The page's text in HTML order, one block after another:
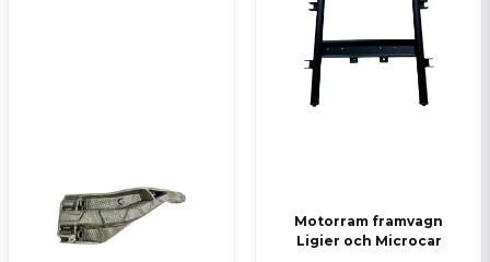
Motorram framvagn
Ligier och Microcar
Skicka en fråga